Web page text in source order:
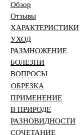
Обзор
Отзывы
ХАРАКТЕРИСТИКИ
УХОД
РАЗМНОЖЕНИЕ
БОЛЕЗНИ
ВОПРОСЫ
ОБРЕЗКА
ПРИМЕНЕНИЕ
В ПРИРОДЕ
РАЗНОВИДНОСТИ
СОЧЕТАНИЕ